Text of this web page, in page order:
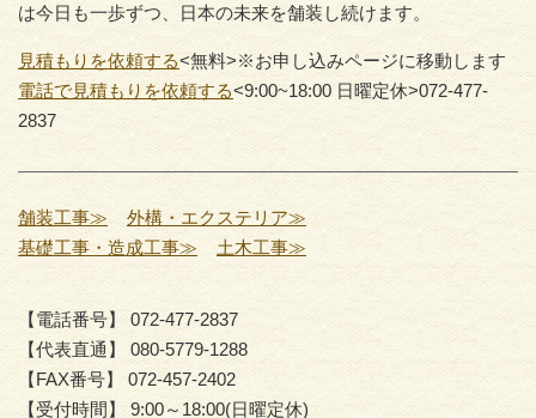
は今日も一歩ずつ、日本の未来を舗装し続けます。
見積もりを依頼する<無料>※お申し込みページに移動します
電話で見積もりを依頼する<9:00~18:00 日曜定休>072-477-
2837
舗装工事≫
外構・エクステリア≫
基礎工事・造成工事≫
土木工事≫
【電話番号】 072-477-2837
【代表直通】 080-5779-1288
【FAX番号】 072-457-2402
【受付時間】 9:00～18:00(日曜定休)